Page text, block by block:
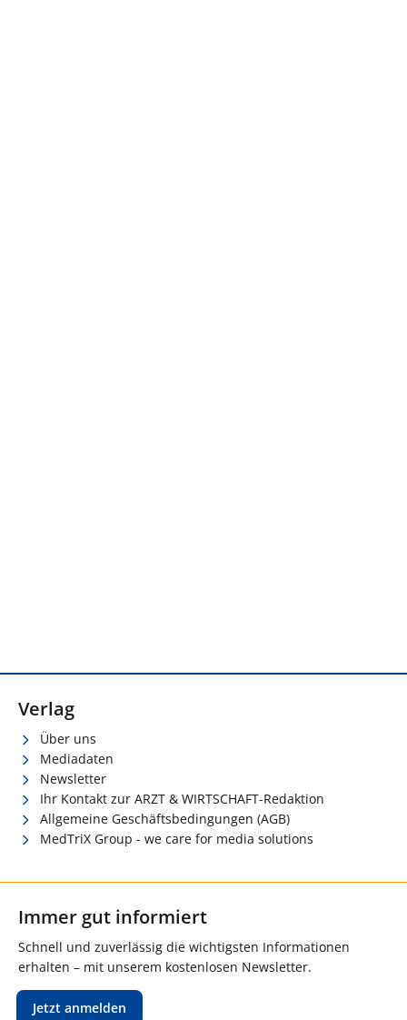
Verlag
Über uns
Mediadaten
Newsletter
Ihr Kontakt zur ARZT & WIRTSCHAFT-Redaktion
Allgemeine Geschäftsbedingungen (AGB)
MedTriX Group - we care for media solutions
Immer gut informiert
Schnell und zuverlässig die wichtigsten Informationen
erhalten – mit unserem kostenlosen Newsletter.
Jetzt anmelden